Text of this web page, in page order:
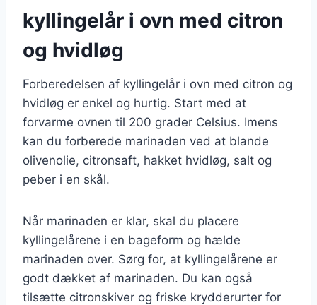
kyllingelår i ovn med citron
og hvidløg
Forberedelsen af kyllingelår i ovn med citron og
hvidløg er enkel og hurtig. Start med at
forvarme ovnen til 200 grader Celsius. Imens
kan du forberede marinaden ved at blande
olivenolie, citronsaft, hakket hvidløg, salt og
peber i en skål.
Når marinaden er klar, skal du placere
kyllingelårene i en bageform og hælde
marinaden over. Sørg for, at kyllingelårene er
godt dækket af marinaden. Du kan også
tilsætte citronskiver og friske krydderurter for